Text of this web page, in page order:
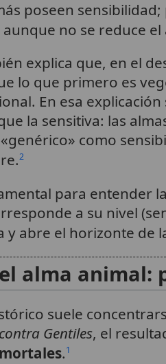
poseen
no se reduce el
explica que, en el
lo que primero es
En esa
la sensitiva: las
como
2
para entender
a su nivel
y abre el horizonte de
alma animal:
suele
Gentiles, el
.1